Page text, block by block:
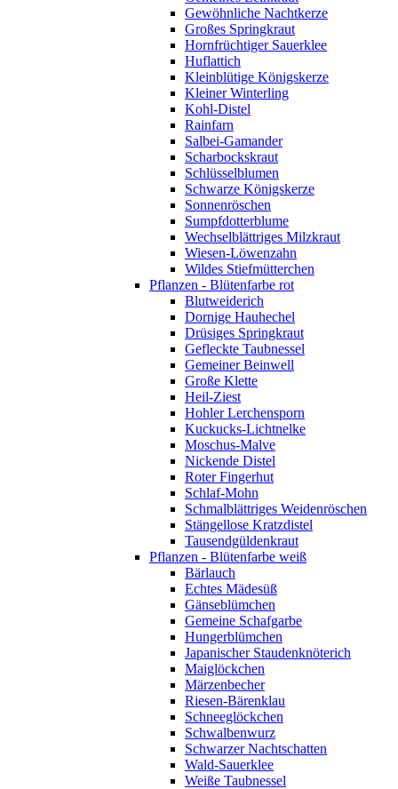
Gewöhnliche Nachtkerze
Großes Springkraut
Hornfrüchtiger Sauerklee
Huflattich
Kleinblütige Königskerze
Kleiner Winterling
Kohl-Distel
Rainfarn
Salbei-Gamander
Scharbockskraut
Schlüsselblumen
Schwarze Königskerze
Sonnenröschen
Sumpfdotterblume
Wechselblättriges Milzkraut
Wiesen-Löwenzahn
Wildes Stiefmütterchen
Pflanzen - Blütenfarbe rot
Blutweiderich
Dornige Hauhechel
Drüsiges Springkraut
Gefleckte Taubnessel
Gemeiner Beinwell
Große Klette
Heil-Ziest
Hohler Lerchensporn
Kuckucks-Lichtnelke
Moschus-Malve
Nickende Distel
Roter Fingerhut
Schlaf-Mohn
Schmalblättriges Weidenröschen
Stängellose Kratzdistel
Tausendgüldenkraut
Pflanzen - Blütenfarbe weiß
Bärlauch
Echtes Mädesüß
Gänseblümchen
Gemeine Schafgarbe
Hungerblümchen
Japanischer Staudenknöterich
Maiglöckchen
Märzenbecher
Riesen-Bärenklau
Schneeglöckchen
Schwalbenwurz
Schwarzer Nachtschatten
Wald-Sauerklee
Weiße Taubnessel